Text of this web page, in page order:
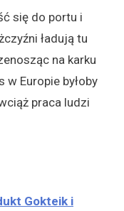
się do portu i
ładują tu
na karku
w Europie byłoby
praca ludzi
Gokteik i